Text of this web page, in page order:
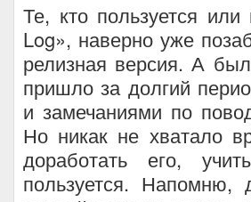
Те, кто пользуется
Log», наверно уже
релизная версия. А
пришло за долгий
и замечаниями по
Но никак не хватало
доработать его,
пользуется.